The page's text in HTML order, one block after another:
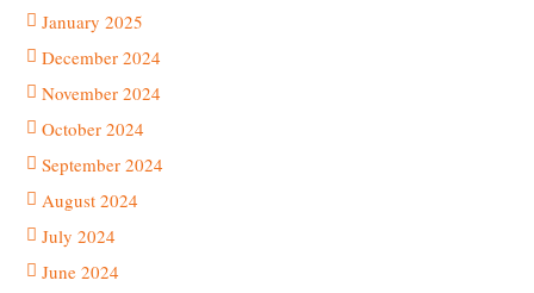
January 2025
December 2024
November 2024
October 2024
September 2024
August 2024
July 2024
June 2024